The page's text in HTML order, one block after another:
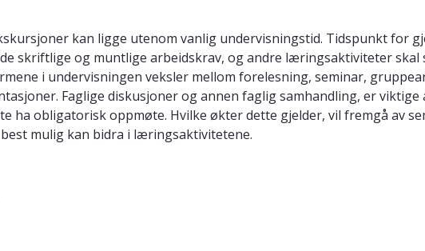
kan ligge utenom vanlig undervisningstid. Tidspunkt for
skriftlige og muntlige arbeidskrav, og andre læringsaktiviteter
i undervisningen veksler mellom forelesning, seminar,
Faglige diskusjoner og annen faglig samhandling, er
ha obligatorisk oppmøte. Hvilke økter dette gjelder, vil fremgå av
mulig kan bidra i læringsaktivitetene.